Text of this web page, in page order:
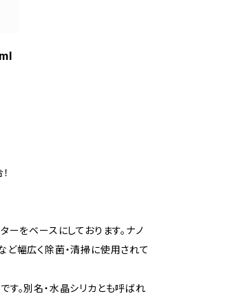
をベースにしております。ナノ
幅広く除菌・清掃に使用されて
。別名・水晶シリカとも呼ばれ